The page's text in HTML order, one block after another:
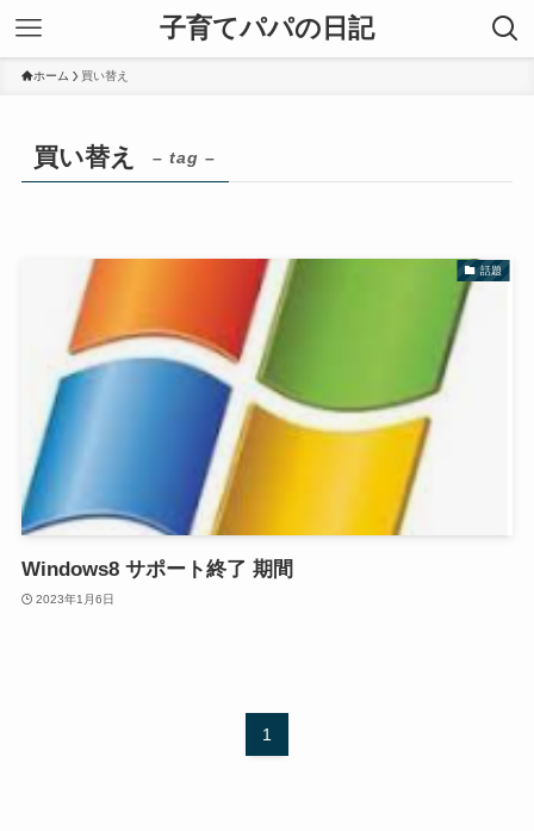
子育てパパの日記
ホーム 買い替え
買い替え – tag –
話題
Windows8 サポート終了 期間
2023年1月6日
1